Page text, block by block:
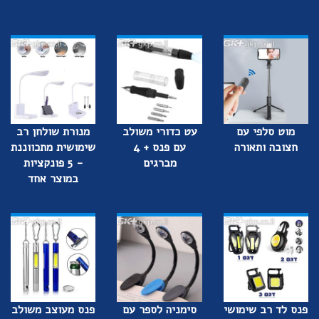
מוט סלפי עם
חצובה ותאורה
עט כדורי משולב
עם פנס + 4
מברגים
מנורת שולחן רב
שימושית מתכווננת
- 5 פונקציות
במוצר אחד
פנס לד רב שימושי
סימניה לספר עם
פנס מעוצב משולב